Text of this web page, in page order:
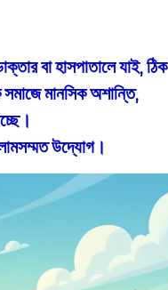
বা হাসপাতালে যাই, ঠিক
মানসিক অশান্তি,
উদ্যোগ।